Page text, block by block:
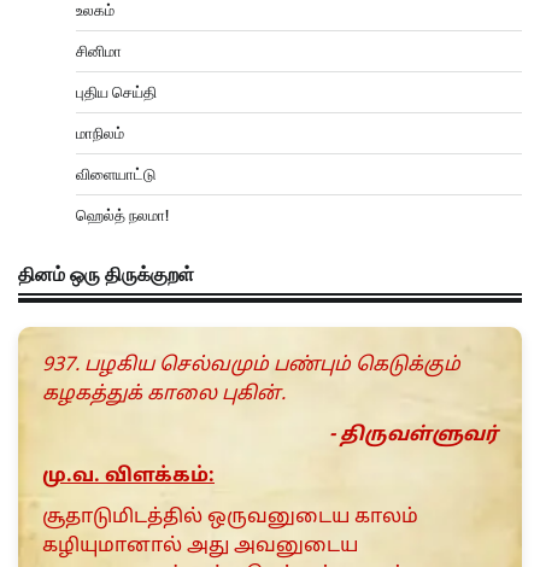
உலகம்
சினிமா
புதிய செய்தி
மாநிலம்
விளையாட்டு
ஹெல்த் நலமா!
தினம் ஒரு திருக்குறள்
937. பழகிய செல்வமும் பண்பும் கெடுக்கும்
கழகத்துக் காலை புகின்.
- திருவள்ளுவர்
மு.வ. விளக்கம்:
சூதாடுமிடத்தில் ஒருவனுடைய காலம்
கழியுமானால் அது அவனுடைய